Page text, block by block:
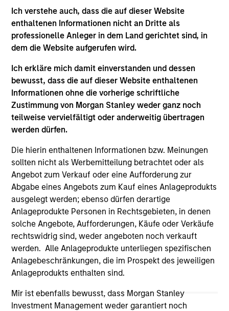
Ich verstehe auch, dass die auf dieser Website
enthaltenen Informationen nicht an Dritte als
professionelle Anleger in dem Land gerichtet sind, in
dem die Website aufgerufen wird.
Ich erkläre mich damit einverstanden und dessen
bewusst, dass die auf dieser Website enthaltenen
Informationen ohne die vorherige schriftliche
Zustimmung von Morgan Stanley weder ganz noch
teilweise vervielfältigt oder anderweitig übertragen
werden dürfen.
Die hierin enthaltenen Informationen bzw. Meinungen
sollten nicht als Werbemitteilung betrachtet oder als
Angebot zum Verkauf oder eine Aufforderung zur
Abgabe eines Angebots zum Kauf eines Anlageprodukts
ausgelegt werden; ebenso dürfen derartige
Anlageprodukte Personen in Rechtsgebieten, in denen
solche Angebote, Aufforderungen, Käufe oder Verkäufe
rechtswidrig sind, weder angeboten noch verkauft
werden. Alle Anlageprodukte unterliegen spezifischen
Anlagebeschränkungen, die im Prospekt des jeweiligen
Anlageprodukts enthalten sind.
Mir ist ebenfalls bewusst, dass Morgan Stanley
Investment Management weder garantiert noch
As of July 25, 2025. The above is provided for informational
and educational purposes only. There is no guarantee that
the investment mentioned resulted in positive performance
(for realized holdings), or will perform well in the future (for
current holdings). The trademarks and service marks above
on this website has not been authorized, sponsored, or
otherwise approved by such owners. By clicking on any
links shown here, you agree that you are navigating to a
third party site. We are providing these hyperlinks to you
only as a convenience and the inclusion of any hyperlink is
not and does not imply any endorsement, approval,
investigation, verification or monitoring by us of any
shall we be responsible for the information contained on
the site or your use of such site.
Morgan Stanley